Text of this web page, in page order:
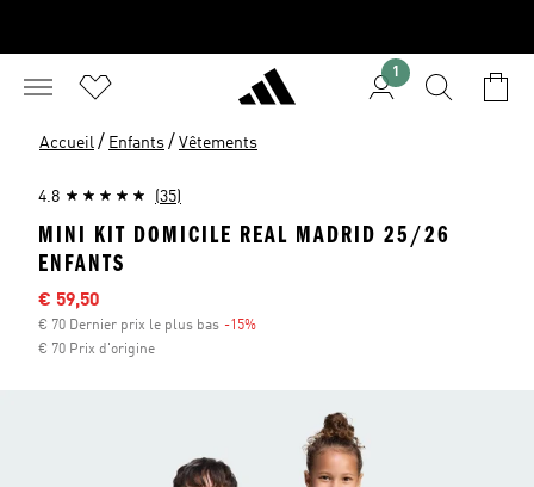
1
Accueil / Enfants / Vêtements
4.8 (35)
MINI KIT DOMICILE REAL MADRID 25/26
ENFANTS
Sale price
€ 59,50
€ 70 Dernier prix le plus bas -15%
€ 70 Prix d'origine